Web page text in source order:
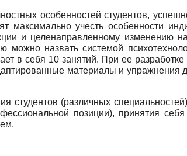
особенностей студентов,
максимально учесть особенности
и целенаправленному изменению
назвать системой
в себя 10 занятий. При ее
материалы и упражнения
студентов (различных
позиции), принятия